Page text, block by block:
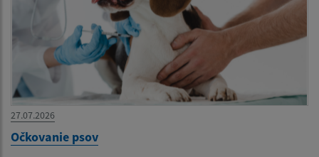
27.07.2026
Očkovanie psov